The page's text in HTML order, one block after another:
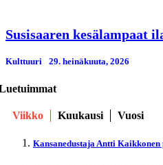
Susisaaren kesälampaat
Kulttuuri 29. heinäkuuta, 2026
Viikko Kuukausi Vuosi
Kansanedustaja Antti